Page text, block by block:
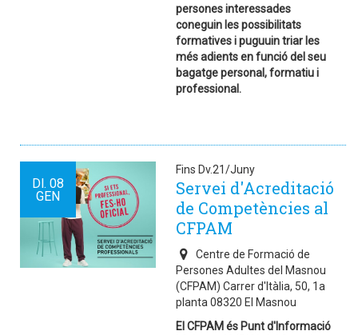
persones interessades
coneguin les possibilitats
formatives i puguuin triar les
més adients en funció del seu
bagatge personal, formatiu i
professional.
Dl. 08
GEN
Fins Dv.21/Juny
Servei d'Acreditació
de Competències al
CFPAM
Centre de Formació de
Persones Adultes del Masnou
(CFPAM) Carrer d'Itàlia, 50, 1a
planta 08320 El Masnou
El CFPAM és Punt d'Informació